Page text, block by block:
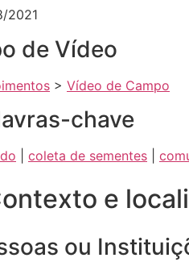
2021
de Vídeo
> Vídeo de Campo
chave
coleta de sementes
e
ou